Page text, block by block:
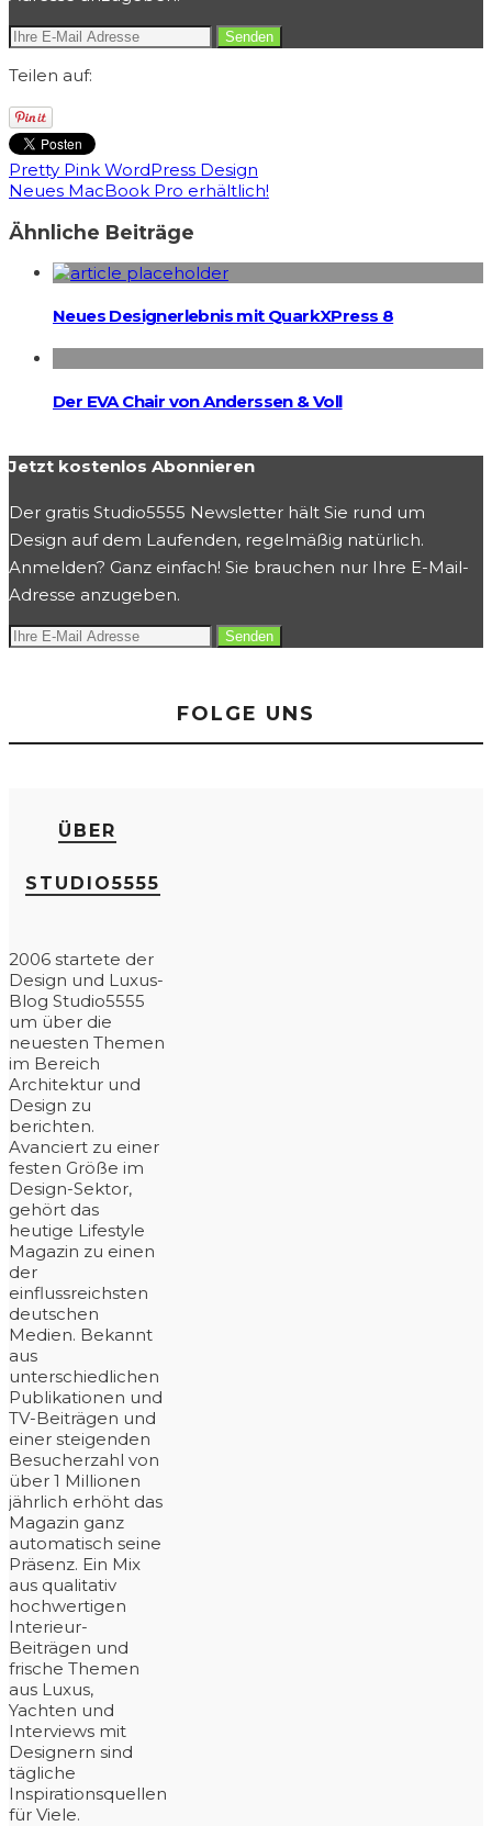
Teilen auf:
Pretty Pink WordPress Design
Neues MacBook Pro erhältlich!
Ähnliche Beiträge
Neues Designerlebnis mit QuarkXPress 8
Der EVA Chair von Anderssen & Voll
Jetzt kostenlos Abonnieren
Der gratis Studio5555 Newsletter hält Sie rund um
Design auf dem Laufenden, regelmäßig natürlich.
Anmelden? Ganz einfach! Sie brauchen nur Ihre E-Mail-
Adresse anzugeben.
FOLGE UNS
ÜBER
STUDIO5555
2006 startete der
Design und Luxus-
Blog Studio5555
um über die
neuesten Themen
im Bereich
Architektur und
Design zu
berichten.
Avanciert zu einer
festen Größe im
Design-Sektor,
gehört das
heutige Lifestyle
Magazin zu einen
der
einflussreichsten
deutschen
Medien. Bekannt
aus
unterschiedlichen
Publikationen und
TV-Beiträgen und
einer steigenden
Besucherzahl von
über 1 Millionen
jährlich erhöht das
Magazin ganz
automatisch seine
Präsenz. Ein Mix
aus qualitativ
hochwertigen
Interieur-
Beiträgen und
frische Themen
aus Luxus,
Yachten und
Interviews mit
Designern sind
tägliche
Inspirationsquellen
für Viele.